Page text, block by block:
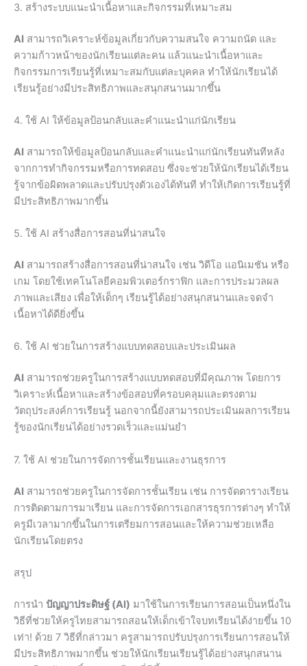
3. สร้างระบบแนะนำเนื้อหาและกิจกรรมที่เหมาะสม
AI สามารถวิเคราะห์ข้อมูลเกี่ยวกับความสนใจ ความถนัด และ
ความก้าวหน้าของนักเรียนแต่ละคน แล้วแนะนำเนื้อหาและ
กิจกรรมการเรียนรู้ที่เหมาะสมกับแต่ละบุคคล ทำให้นักเรียนได้
เรียนรู้อย่างมีประสิทธิภาพและสนุกสนานมากขึ้น
4. ใช้ AI ให้ข้อมูลป้อนกลับและคำแนะนำแก่นักเรียน
AI สามารถให้ข้อมูลป้อนกลับและคำแนะนำแก่นักเรียนทันทีหลัง
จากการทำกิจกรรมหรือการทดสอบ ซึ่งจะช่วยให้นักเรียนได้เรียน
รู้จากข้อผิดพลาดและปรับปรุงตัวเองได้ทันที ทำให้เกิดการเรียนรู้ที่
มีประสิทธิภาพมากขึ้น
5. ใช้ AI สร้างสื่อการสอนที่น่าสนใจ
AI สามารถสร้างสื่อการสอนที่น่าสนใจ เช่น วิดีโอ แอนิเมชัน หรือ
เกม โดยใช้เทคโนโลยีคอมพิวเตอร์กราฟิก และการประมวลผล
ภาพและเสียง เพื่อให้เด็กๆ เรียนรู้ได้อย่างสนุกสนานและจดจำ
เนื้อหาได้ดียิ่งขึ้น
6. ใช้ AI ช่วยในการสร้างแบบทดสอบและประเมินผล
AI สามารถช่วยครูในการสร้างแบบทดสอบที่มีคุณภาพ โดยการ
วิเคราะห์เนื้อหาและสร้างข้อสอบที่ครอบคลุมและตรงตาม
วัตถุประสงค์การเรียนรู้ นอกจากนี้ยังสามารถประเมินผลการเรียน
รู้ของนักเรียนได้อย่างรวดเร็วและแม่นยำ
7. ใช้ AI ช่วยในการจัดการชั้นเรียนและงานธุรการ
AI สามารถช่วยครูในการจัดการชั้นเรียน เช่น การจัดตารางเรียน
การติดตามการมาเรียน และการจัดการเอกสารธุรการต่างๆ ทำให้
ครูมีเวลามากขึ้นในการเตรียมการสอนและให้ความช่วยเหลือ
นักเรียนโดยตรง
สรุป
การนำ ปัญญาประดิษฐ์ (AI) มาใช้ในการเรียนการสอนเป็นหนึ่งใน
วิธีที่ช่วยให้ครูไทยสามารถสอนให้เด็กเข้าใจบทเรียนได้ง่ายขึ้น 10
เท่า! ด้วย 7 วิธีที่กล่าวมา ครูสามารถปรับปรุงการเรียนการสอนให้
มีประสิทธิภาพมากขึ้น ช่วยให้นักเรียนเรียนรู้ได้อย่างสนุกสนาน